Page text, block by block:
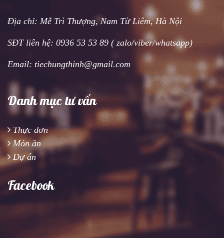
Địa chỉ: Mễ Trì Thượng, Nam Từ Liêm, Hà Nội
SĐT liên hệ: 0936 53 53 89 ( zalo/viber/whatsapp)
Email: tiechungthinh@gmail.com
Danh mục tư vấn
Thực đơn
Món ăn
Dự án
Facebook